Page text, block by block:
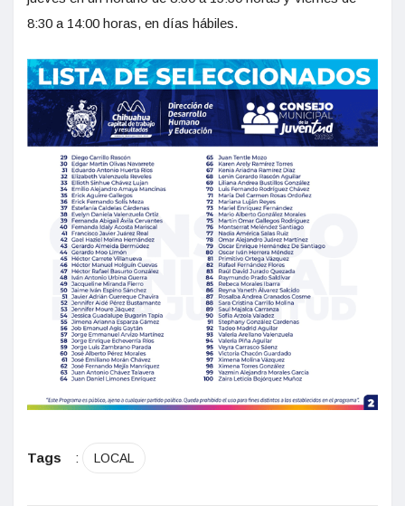
8:30 a 14:00 horas, en días hábiles.
Tags : LOCAL